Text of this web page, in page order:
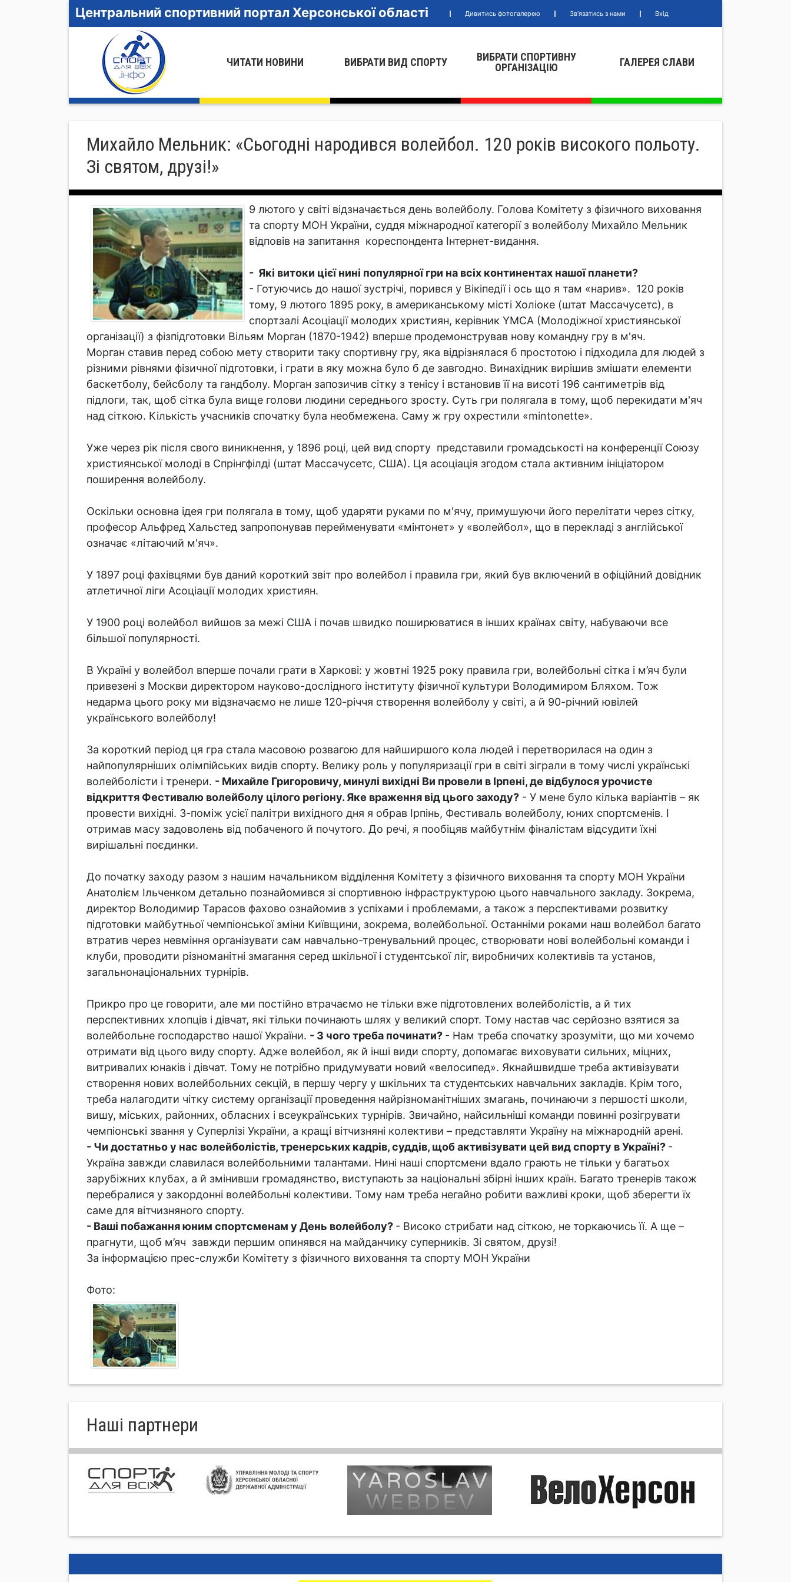
Центральний спортивний портал Херсонської області Дивитись фотогалерею Зв'язатись з нами Вхід
ЧИТАТИ НОВИНИ ВИБРАТИ ВИД СПОРТУ
ВИБРАТИ СПОРТИВНУ
ОРГАНIЗАЦIЮ
ГАЛЕРЕЯ СЛАВИ
Михайло Мельник: «Сьогодні народився волейбол. 120 років високого польоту.
Зі святом, друзі!»
9 лютого у світі відзначається день волейболу. Голова Комітету з фізичного виховання
та спорту МОН України, суддя міжнародної категорії з волейболу Михайло Мельник
відповів на запитання кореспондента Інтернет-видання.
- Які витоки цієї нині популярної гри на всіх континентах нашої планети?
- Готуючись до нашої зустрічі, порився у Вікіпедії і ось що я там «нарив». 120 років
тому, 9 лютого 1895 року, в американському місті Холіоке (штат Массачусетс), в
спортзалі Асоціації молодих християн, керівник YMCA (Молодіжної християнської
організації) з фізпідготовки Вільям Морган (1870-1942) вперше продемонстрував нову командну гру в м'яч.
Морган ставив перед собою мету створити таку спортивну гру, яка відрізнялася б простотою і підходила для людей з
різними рівнями фізичної підготовки, і грати в яку можна було б де завгодно. Винахідник вирішив змішати елементи
баскетболу, бейсболу та гандболу. Морган запозичив сітку з тенісу і встановив її на висоті 196 сантиметрів від
підлоги, так, щоб сітка була вище голови людини середнього зросту. Суть гри полягала в тому, щоб перекидати м'яч
над сіткою. Кількість учасників спочатку була необмежена. Саму ж гру охрестили «mintonette».
Уже через рік після свого виникнення, у 1896 році, цей вид спорту представили громадськості на конференції Союзу
християнської молоді в Спрінгфілді (штат Массачусетс, США). Ця асоціація згодом стала активним ініціатором
поширення волейболу.
Оскільки основна ідея гри полягала в тому, щоб ударяти руками по м'ячу, примушуючи його перелітати через сітку,
професор Альфред Хальстед запропонував перейменувати «мінтонет» у «волейбол», що в перекладі з англійської
означає «літаючий м'яч».
У 1897 році фахівцями був даний короткий звіт про волейбол і правила гри, який був включений в офіційний довідник
атлетичної ліги Асоціації молодих християн.
У 1900 році волейбол вийшов за межі США і почав швидко поширюватися в інших країнах світу, набуваючи все
більшої популярності.
В Україні у волейбол вперше почали грати в Харкові: у жовтні 1925 року правила гри, волейбольні сітка і м’яч були
привезені з Москви директором науково-дослідного інституту фізичної культури Володимиром Бляхом. Тож
недарма цього року ми відзначаємо не лише 120-річчя створення волейболу у світі, а й 90-річний ювілей
українського волейболу!
За короткий період ця гра стала масовою розвагою для найширшого кола людей і перетворилася на один з
найпопулярніших олімпійських видів спорту. Велику роль у популяризації гри в світі зіграли в тому числі українські
волейболісти і тренери. - Михайле Григоровичу, минулі вихідні Ви провели в Ірпені, де відбулося урочисте
відкриття Фестивалю волейболу цілого регіону. Яке враження від цього заходу? - У мене було кілька варіантів – як
провести вихідні. З-поміж усієї палітри вихідного дня я обрав Ірпінь, Фестиваль волейболу, юних спортсменів. І
отримав масу задоволень від побаченого й почутого. До речі, я пообіцяв майбутнім фіналістам відсудити їхні
вирішальні поєдинки.
До початку заходу разом з нашим начальником відділення Комітету з фізичного виховання та спорту МОН України
Анатолієм Ільченком детально познайомився зі спортивною інфраструктурою цього навчального закладу. Зокрема,
директор Володимир Тарасов фахово ознайомив з успіхами і проблемами, а також з перспективами розвитку
підготовки майбутньої чемпіонської зміни Київщини, зокрема, волейбольної. Останніми роками наш волейбол багато
втратив через невміння організувати сам навчально-тренувальний процес, створювати нові волейбольні команди і
клуби, проводити різноманітні змагання серед шкільної і студентської ліг, виробничих колективів та установ,
загальнонаціональних турнірів.
Прикро про це говорити, але ми постійно втрачаємо не тільки вже підготовлених волейболістів, а й тих
перспективних хлопців і дівчат, які тільки починають шлях у великий спорт. Тому настав час серйозно взятися за
волейбольне господарство нашої України. - З чого треба починати? - Нам треба спочатку зрозуміти, що ми хочемо
отримати від цього виду спорту. Адже волейбол, як й інші види спорту, допомагає виховувати сильних, міцних,
витривалих юнаків і дівчат. Тому не потрібно придумувати новий «велосипед». Якнайшвидше треба активізувати
створення нових волейбольних секцій, в першу чергу у шкільних та студентських навчальних закладів. Крім того,
треба налагодити чітку систему організації проведення найрізноманітніших змагань, починаючи з першості школи,
вишу, міських, районних, обласних і всеукраїнських турнірів. Звичайно, найсильніші команди повинні розігрувати
чемпіонські звання у Суперлізі України, а кращі вітчизняні колективи – представляти Україну на міжнародній арені.
- Чи достатньо у нас волейболістів, тренерських кадрів, суддів, щоб активізувати цей вид спорту в Україні? -
Україна завжди славилася волейбольними талантами. Нині наші спортсмени вдало грають не тільки у багатьох
зарубіжних клубах, а й змінивши громадянство, виступають за національні збірні інших країн. Багато тренерів також
перебралися у закордонні волейбольні колективи. Тому нам треба негайно робити важливі кроки, щоб зберегти їх
саме для вітчизняного спорту.
- Ваші побажання юним спортсменам у День волейболу? - Високо стрибати над сіткою, не торкаючись її. А ще –
прагнути, щоб м’яч завжди першим опинявся на майданчику суперників. Зі святом, друзі!
За інформацією прес-служби Комітету з фізичного виховання та спорту МОН України
Фото:
Нашi партнери